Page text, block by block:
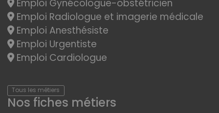
Emploi Gynécologue-obstétricien
Emploi Radiologue et imagerie médicale
Emploi Anesthésiste
Emploi Urgentiste
Emploi Cardiologue
Tous les métiers
Nos fiches métiers